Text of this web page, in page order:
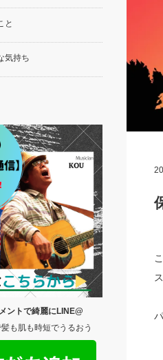
と
気持ち
ントで綺麗にLINE@
も肌も時短でうるおう